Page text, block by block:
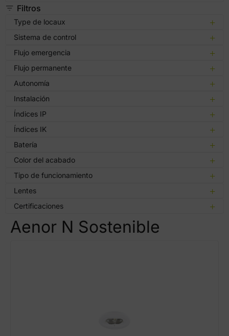
Filtros
Type de locaux
Sistema de control
Flujo emergencia
Flujo permanente
Autonomía
Instalación
Índices IP
Índices IK
Batería
Color del acabado
Tipo de funcionamiento
Lentes
Certificaciones
Aenor N Sostenible